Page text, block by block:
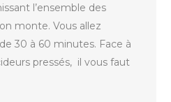
l’ensemble des
monte. Vous allez
30 à 60 minutes. Face à
pressés, il vous faut